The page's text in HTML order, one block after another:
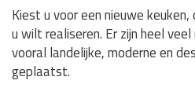
Kiest u voor een nieuwe
u wilt realiseren. Er zijn heel
vooral landelijke, moderne en
geplaatst.